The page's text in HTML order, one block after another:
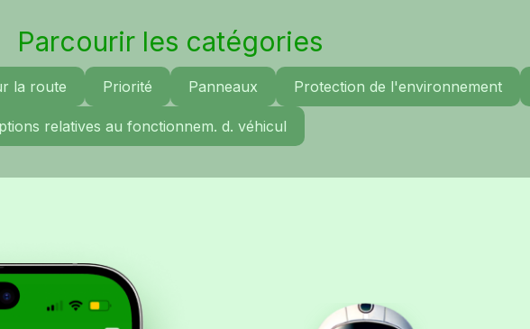
Parcourir les catégories
la route Priorité Panneaux Protection de l'environnement
relatives au fonctionnem. d. véhicul